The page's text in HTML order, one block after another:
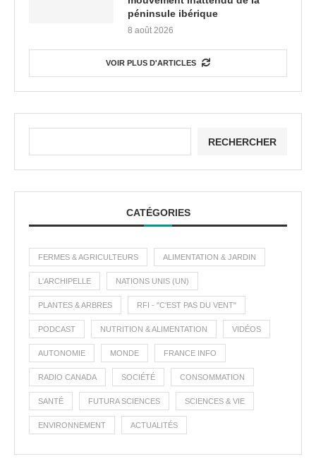
péninsule ibérique
8 août 2026
VOIR PLUS D'ARTICLES
RECHERCHER
CATÉGORIES
FERMES & AGRICULTEURS ALIMENTATION & JARDIN
L'ARCHIPELLE NATIONS UNIS (UN)
PLANTES & ARBRES RFI - "C'EST PAS DU VENT"
PODCAST NUTRITION & ALIMENTATION VIDÉOS
AUTONOMIE MONDE FRANCE INFO
RADIO CANADA SOCIÉTÉ CONSOMMATION
SANTÉ FUTURA SCIENCES SCIENCES & VIE
ENVIRONNEMENT ACTUALITÉS